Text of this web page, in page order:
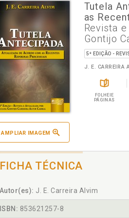
AMPLIAR IMAGEM
Tutela
as
Revista
Gontijo
5ª EDIÇÃO -
J. E. CARREIRA
FOLHEIE
PÁGINAS
FICHA TÉCNICA
Autor(es): J. E. Carreira Alvim
ISBN: 853621257-8